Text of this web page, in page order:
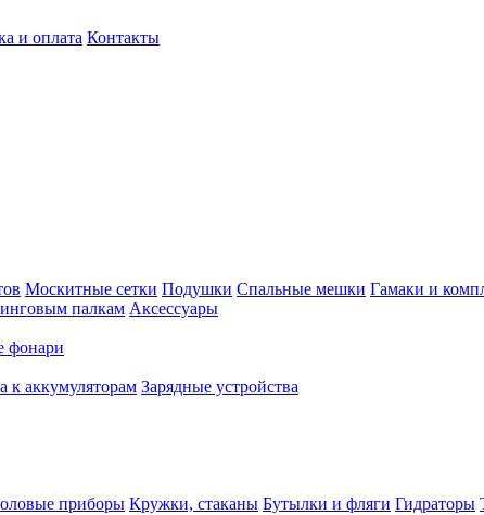
и оплата Контакты
Москитные сетки Подушки Спальные мешки Гамаки и
палкам Аксессуары
фонари
к аккумуляторам Зарядные устройства
приборы Кружки, стаканы Бутылки и фляги Гидраторы